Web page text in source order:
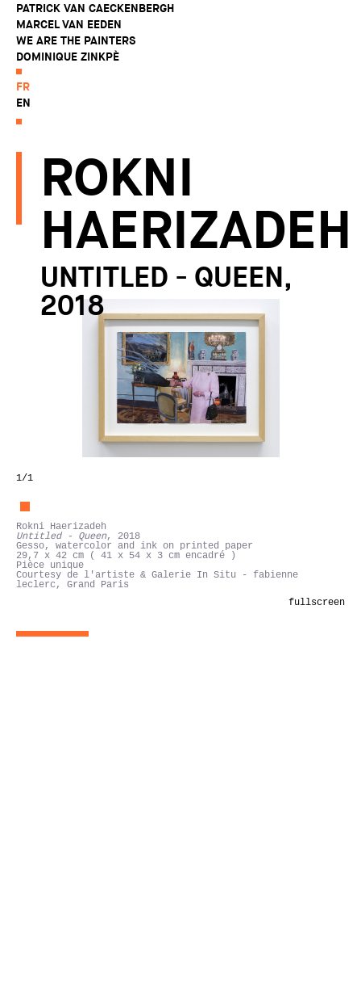
PATRICK VAN CAECKENBERGH
MARCEL VAN EEDEN
WE ARE THE PAINTERS
DOMINIQUE ZINKPÈ
FR
EN
ROKNI
HAERIZADEH
UNTITLED - QUEEN,
2018
1/1
Rokni Haerizadeh
Untitled - Queen, 2018
Gesso, watercolor and ink on printed paper
29,7 x 42 cm ( 41 x 54 x 3 cm encadré )
Pièce unique
Courtesy de l'artiste & Galerie In Situ - fabienne
leclerc, Grand Paris
fullscreen